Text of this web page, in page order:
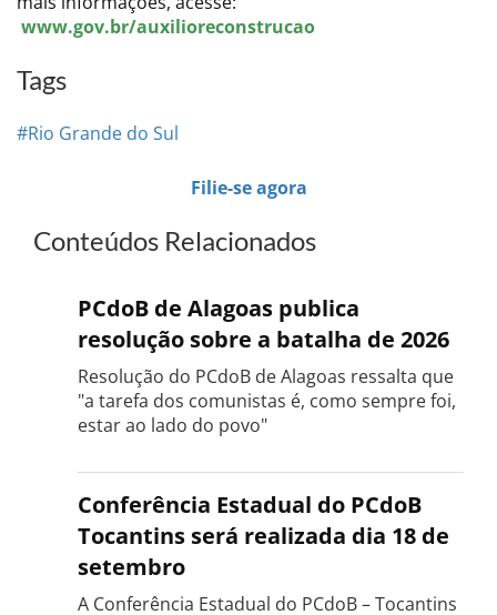
www.gov.br/auxilioreconstrucao
Tags
#Rio Grande do Sul
Filie-se agora
Conteúdos Relacionados
PCdoB de Alagoas publica
resolução sobre a batalha de 2026
Resolução do PCdoB de Alagoas ressalta que
"a tarefa dos comunistas é, como sempre foi,
estar ao lado do povo"
Conferência Estadual do PCdoB
Tocantins será realizada dia 18 de
setembro
A Conferência Estadual do PCdoB – Tocantins